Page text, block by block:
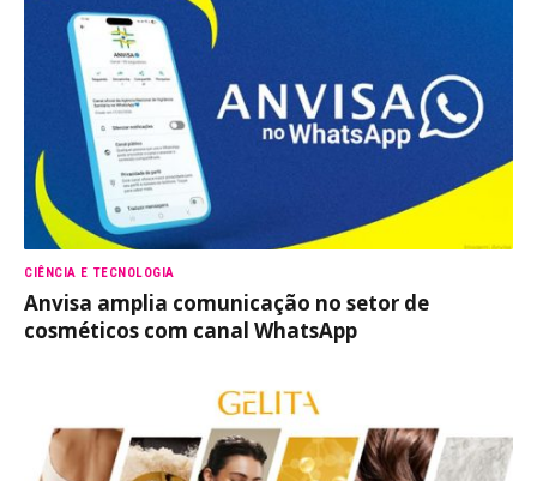
CIÊNCIA E TECNOLOGIA
Anvisa amplia comunicação no setor de
cosméticos com canal WhatsApp